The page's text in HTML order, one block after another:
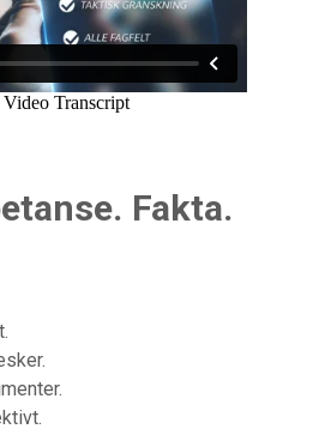
Fakta.